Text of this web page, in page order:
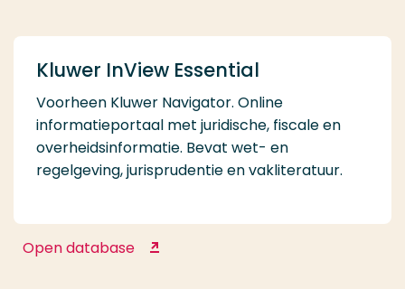
Kluwer InView Essential
Voorheen Kluwer Navigator. Online
informatieportaal met juridische, fiscale en
overheidsinformatie. Bevat wet- en
regelgeving, jurisprudentie en vakliteratuur.
Open database Kluwer InView Essential